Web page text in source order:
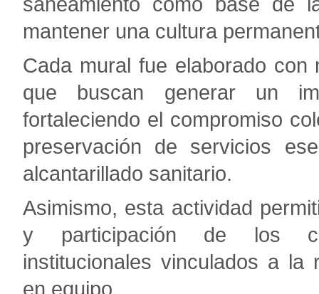
mantener una cultura
Cada mural fue elaborado con
que buscan generar un
fortaleciendo el compromiso
preservación de servicios
alcantarillado sanitario.
Asimismo, esta actividad
y participación de los
institucionales vinculados a la
en equipo.